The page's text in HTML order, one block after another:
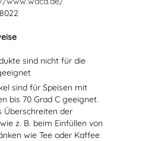
sind nicht für die
sind für Speisen mit
bis 70 Grad C geeignet.
Überschreiten der
z. B. beim Einfüllen von
wie Tee oder Kaffee